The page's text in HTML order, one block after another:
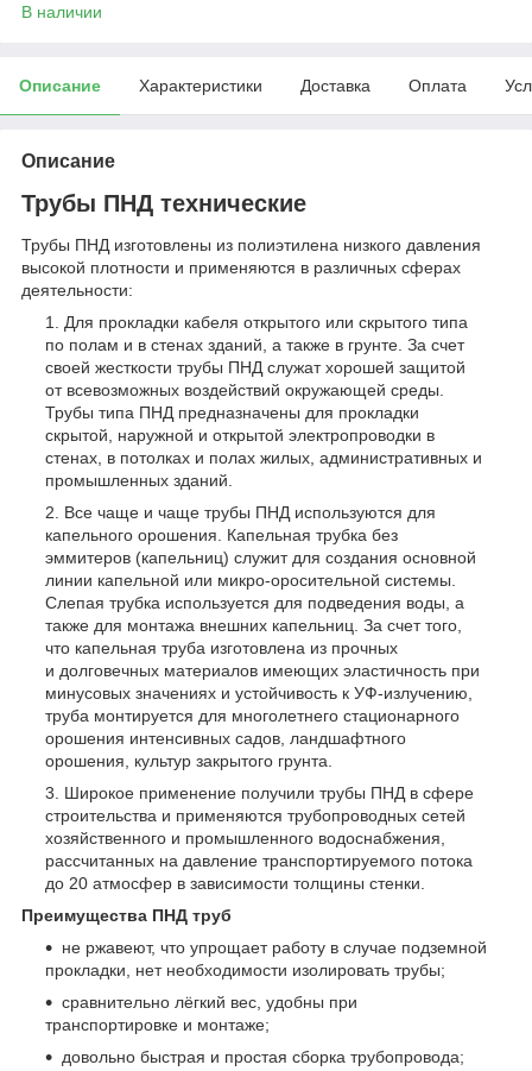
В наличии
Описание Характеристики Доставка Оплата
Описание
Трубы ПНД технические
Трубы ПНД изготовлены из полиэтилена низкого давления
высокой плотности и применяются в различных сферах
деятельности:
Для прокладки кабеля открытого или скрытого типа
по полам и в стенах зданий, а также в грунте. За счет
своей жесткости трубы ПНД служат хорошей защитой
от всевозможных воздействий окружающей среды.
Трубы типа ПНД предназначены для прокладки
скрытой, наружной и открытой электропроводки в
стенах, в потолках и полах жилых, административных и
промышленных зданий.
Все чаще и чаще трубы ПНД используются для
капельного орошения. Капельная трубка без
эммитеров (капельниц) служит для создания основной
линии капельной или микро-оросительной системы.
Слепая трубка используется для подведения воды, а
также для монтажа внешних капельниц. За счет того,
что капельная труба изготовлена из прочных
и долговечных материалов имеющих эластичность при
минусовых значениях и устойчивость к УФ-излучению,
труба монтируется для многолетнего стационарного
орошения интенсивных садов, ландшафтного
орошения, культур закрытого грунта.
Широкое применение получили трубы ПНД в сфере
строительства и применяются трубопроводных сетей
хозяйственного и промышленного водоснабжения,
рассчитанных на давление транспортируемого потока
до 20 атмосфер в зависимости толщины стенки.
Преимущества ПНД труб
не ржавеют, что упрощает работу в случае подземной
прокладки, нет необходимости изолировать трубы;
сравнительно лёгкий вес, удобны при
транспортировке и монтаже;
довольно быстрая и простая сборка трубопровода;